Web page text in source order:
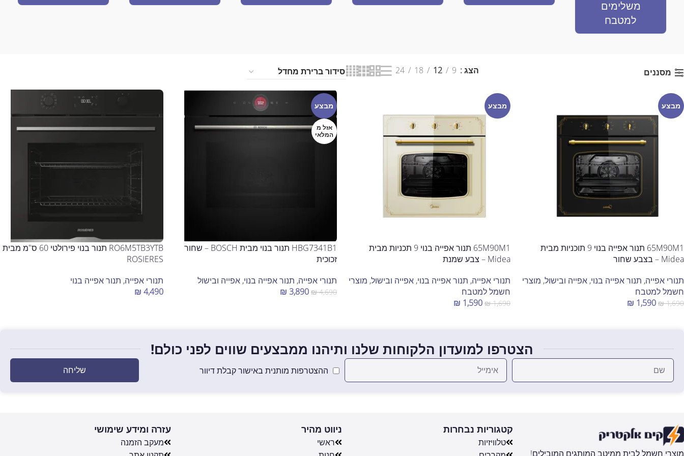
משלימים
למטבח
מסננים הצג 9
12
18
24
מבצע
65M90M1 תנור אפייה בנוי 9 תוכניות מבית
Midea – בצבע שחור
תנורי אפייה, תנור אפייה בנוי, אפייה ובישול, מוצרי
חשמל למטבח
₪1,690
₪ 1,590
מבצע
65M90M1 תנור אפייה בנוי 9 תכניות מבית
Midea – צבע שמנת
תנורי אפייה, תנור אפייה בנוי, אפייה ובישול, מוצרי
חשמל למטבח
₪1,690
₪ 1,590
מבצע
אזל מ
המלאי
HBG7341B1 תנור בנוי מבית BOSCH – שחור
זכוכית
תנורי אפייה, תנור אפייה בנוי, אפייה ובישול
₪4,690
₪ 3,890
RO6M5TB3YTB תנור בנוי פירולטי 60 ס"מ מבית
ROSIERES
תנורי אפייה, תנור אפייה בנוי
₪ 4,490
הצטרפו למועדון הלקוחות שלנו ותיהנו ממבצעים שווים לפני כולם!
ההצטרפות מותנית באישור קבלת דיוור שליחה
מוצרי חשמל לבית ממיטב המותגים המובילים!
קטגוריות נבחרות
טלוויזיות
ניווט מהיר
ראשי
עזרה ומידע שימושי
מעקב הזמנה